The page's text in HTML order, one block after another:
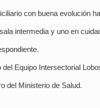
con buena evolución
intermedia y uno en
Equipo Intersectorial
del Ministerio de Salud.